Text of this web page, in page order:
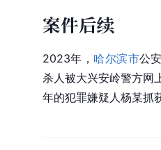
案件后续
2023年， 哈尔滨市公
杀人被大兴安岭警方网
年的犯罪嫌疑人杨某抓